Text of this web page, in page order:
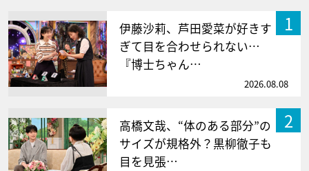
1
伊藤沙莉、芦田愛菜が好きす
ぎて目を合わせられない…
『博士ちゃん…
2026.08.08
2
高橋文哉、“体のある部分”の
サイズが規格外？黒柳徹子も
目を見張…